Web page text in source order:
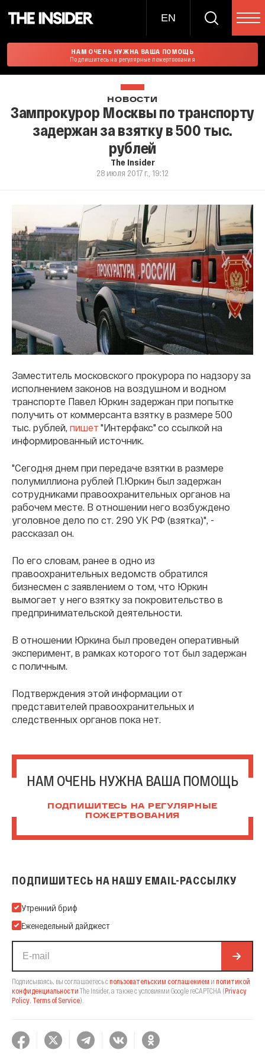
EN
НАМ ОЧЕНЬ НУЖНА ВАША ПОМОЩЬ
Подпишитесь на регулярные пожертвования
НОВОСТИ
Зампрокурор Москвы по транспорту
задержан за взятку в 500 тыс.
рублей
The Insider
28 июля 2017 г., 19:12
Заместитель московского прокурора по надзору за
исполнением законов на воздушном и водном
транспорте Павел Юркин задержан при попытке
получить от коммерсанта взятку в размере 500
тыс. рублей, пишет "Интерфакс" со ссылкой на
информированный источник.
"Сегодня днем при передаче взятки в размере
полумиллиона рублей П.Юркин был задержан
сотрудниками правоохранительных органов на
рабочем месте. В отношении него возбуждено
уголовное дело по ст. 290 УК РФ (взятка)", -
рассказал он.
По его словам, ранее в одно из
правоохранительных ведомств обратился
бизнесмен с заявлением о том, что Юркин
вымогает у него взятку за покровительство в
предпринимательской деятельности.
В отношении Юркина был проведен оперативный
эксперимент, в рамках которого тот был задержан
с поличным.
Подтверждения этой информации от
представителей правоохранительных и
следственных органов пока нет.
НАМ ОЧЕНЬ НУЖНА ВАША ПОМОЩЬ
ПОДПИШИТЕСЬ НА РЕГУЛЯРНЫЕ
ПОЖЕРТВОВАНИЯ
ПОДПИШИТЕСЬ НА НАШУ EMAIL-РАССЫЛКУ
Подпишитесь на нашу Email-рассылку
Утренний бриф
Еженедельный дайджест
Подписываясь, вы соглашаетесь спользовательским соглашением и политикой
конфиденциальности The Insider, а также с условиями Google reCAPTCHA (Privacy
Policy, Terms of Service).